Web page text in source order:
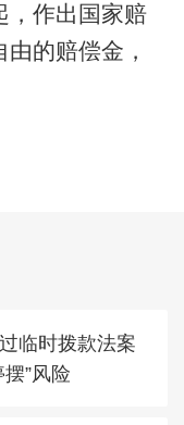
，作出国家赔
的赔偿金，
临时拨款法案
”风险